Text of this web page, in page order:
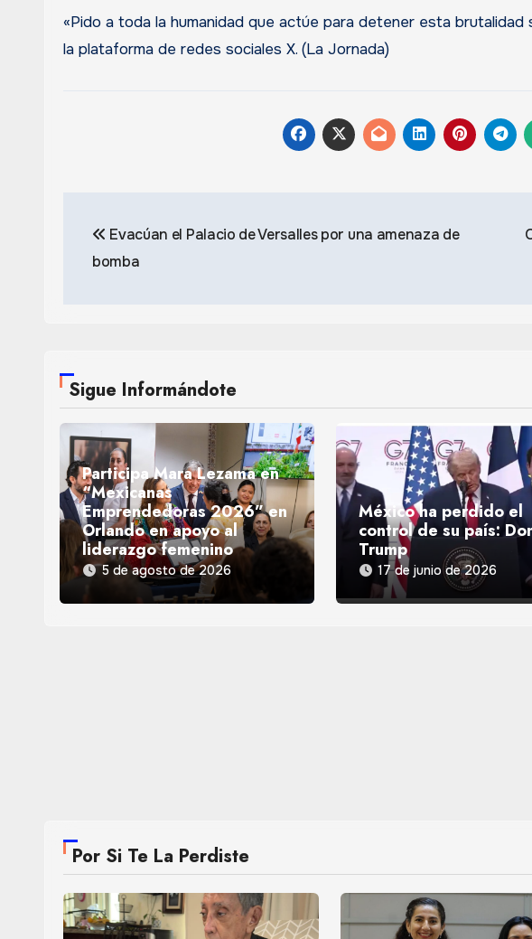
«Pido a toda la humanidad que actúe para detener esta
la plataforma de redes sociales X. (La Jornada)
de
Evacúan el Palacio de Versalles por una amenaza de
bomba
Sigue Informándote
Participa Mara Lezama en
“Mexicanas
Emprendedoras 2026” en
Orlando en apoyo al
liderazgo femenino
5 de agosto de 2026
México ha perdido el
control de su país:
Trump
17 de junio de 2026
Por Si Te La Perdiste